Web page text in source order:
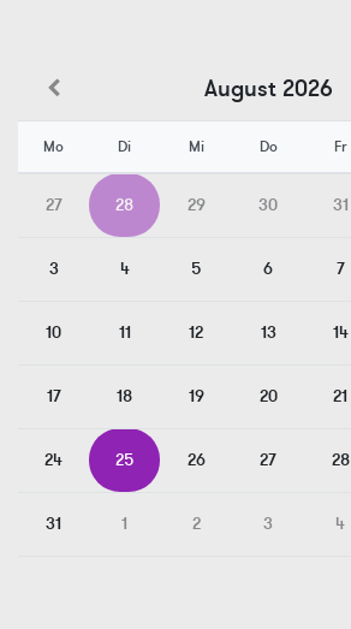
August 2026
Mo Di Mi Do Fr
27 28 29 30 31
3 4 5 6 7
10 11 12 13 14
17 18 19 20 21
24 25 26 27 28
31 1 2 3 4